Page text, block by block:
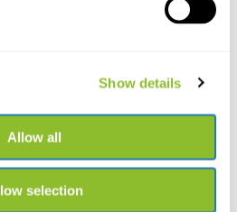
Show details
Allow all
selection
een van onze medewerkers